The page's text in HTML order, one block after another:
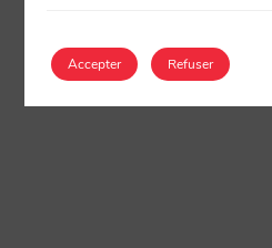
Accepter Refuser